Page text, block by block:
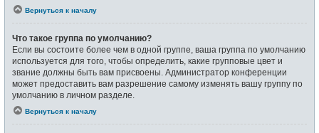
Вернуться к началу
Что такое группа по умолчанию?
Если вы состоите более чем в одной группе, ваша группа по умолчанию
используется для того, чтобы определить, какие групповые цвет и
звание должны быть вам присвоены. Администратор конференции
может предоставить вам разрешение самому изменять вашу группу по
умолчанию в личном разделе.
Вернуться к началу